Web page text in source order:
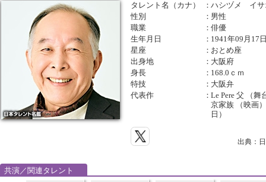
タレント名（カナ） ：ハシヅメ イサ
性別
： 男性
職業
：俳優
生年月日
： 1941年09月17
星座
： おとめ座
出身地
： 大阪府
身長
： 168.0ｃｍ
特技
： 大阪弁
代表作
：Le Pere 父 （
京家族 （映画
日）
出典：
共演／関連タレント